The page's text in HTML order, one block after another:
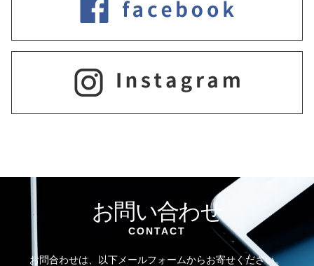
お問い合わせ
CONTACT
お問合わせは、以下メールフォームからお寄せください。